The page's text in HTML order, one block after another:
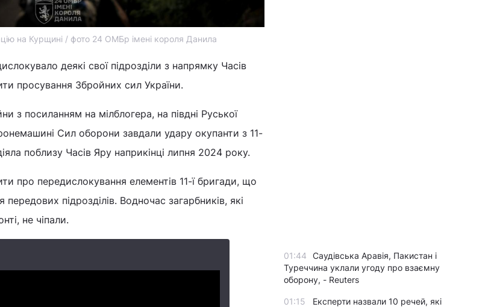
на Курщині / фото 24 ОМБр імені короля Данила
деякі свої підрозділи з напрямку Часів
просування Збройних сил України.
з посиланням на мілблогера, на півдні Руської
Сил оборони завдали удару окупанти з 11-
поблизу Часів Яру наприкінці липня 2024 року.
про передислокування елементів 11-ї бригади, що
підрозділів. Водночас загарбників, які
не чіпали.
01:44
Саудівська Аравія, Пакистан і
Туреччина уклали угоду про взаємну
оборону, - Reuters
01:15
Експерти назвали 10 речей, які